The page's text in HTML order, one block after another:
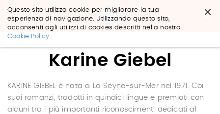
×
Questo sito utilizza cookie per migliorare la tua
esperienza di navigazione. Utilizzando questo sito,
acconsenti agli utilizzi di cookies descritti nella nostra
Cookie Policy.
Salta
navigazione
Karine Giebel
KARINE GIEBEL è nata a La Seyne-sur-Mer nel 1971. Coi
suoi romanzi, tradotti in quindici lingue e premiati con
alcuni tra i più importanti riconoscimenti dedicati al